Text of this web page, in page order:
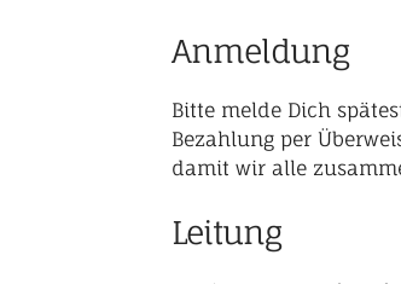
Anmeldung
Bitte melde Dich
Bezahlung per
damit wir alle
Leitung